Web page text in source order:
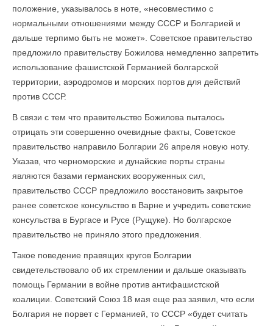
положение, указывалось в ноте, «несовместимо с
нормальными отношениями между СССР и Болгарией и
дальше терпимо быть не может». Советское правительство
предложило правительству Божилова немедленно запретить
использование фашистской Германией болгарской
территории, аэродромов и морских портов для действий
против СССР.
В связи с тем что правительство Божилова пыталось
отрицать эти совершенно очевидные факты, Советское
правительство направило Болгарии 26 апреля новую ноту.
Указав, что черноморские и дунайские порты страны
являются базами германских вооруженных сил,
правительство СССР предложило восстановить закрытое
ранее советское консульство в Варне и учредить советские
консульства в Бургасе и Русе (Рущуке). Но болгарское
правительство не приняло этого предложения.
Такое поведение правящих кругов Болгарии
свидетельствовало об их стремлении и дальше оказывать
помощь Германии в войне против антифашистской
коалиции. Советский Союз 18 мая еще раз заявил, что если
Болгария не порвет с Германией, то СССР «будет считать